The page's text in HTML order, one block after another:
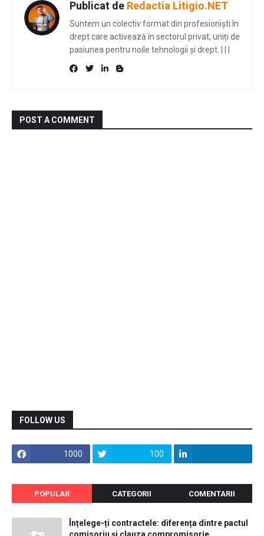
Publicat de Redactia Litigio.NET
Suntem un colectiv format din profesioniști în
drept care activează în sectorul privat, uniți de
pasiunea pentru noile tehnologii și drept. | | |
POST A COMMENT
FOLLOW US
1000 100
POPULAR CATEGORII COMENTARII
Înțelege-ți contractele: diferența dintre pactul
comisoriu și clauza compromisorie